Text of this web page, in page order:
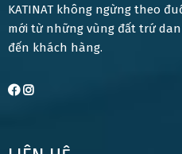
KATINAT không ngừng theo
mới từ những vùng đất trứ
đến khách hàng.